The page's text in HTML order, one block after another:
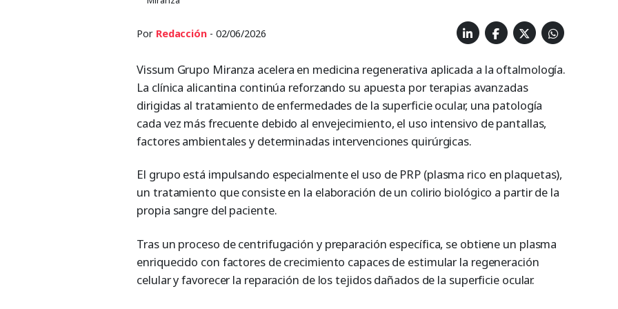
Por Redacción- 02/06/2026
Vissum Grupo Miranza acelera en medicina regenerativa aplicada a la oftalmología.
La clínica alicantina continúa reforzando su apuesta por terapias avanzadas
dirigidas al tratamiento de enfermedades de la superficie ocular, una patología
cada vez más frecuente debido al envejecimiento, el uso intensivo de pantallas,
factores ambientales y determinadas intervenciones quirúrgicas.
El grupo está impulsando especialmente el uso de PRP (plasma rico en plaquetas),
un tratamiento que consiste en la elaboración de un colirio biológico a partir de la
propia sangre del paciente.
Tras un proceso de centrifugación y preparación específica, se obtiene un plasma
enriquecido con factores de crecimiento capaces de estimular la regeneración
celular y favorecer la reparación de los tejidos dañados de la superficie ocular.